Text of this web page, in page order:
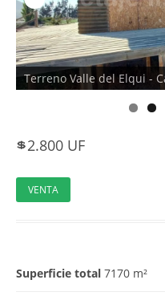
Terreno Valle del Elqui -
💲2.800 UF
VENTA
Superficie total 7170 m²